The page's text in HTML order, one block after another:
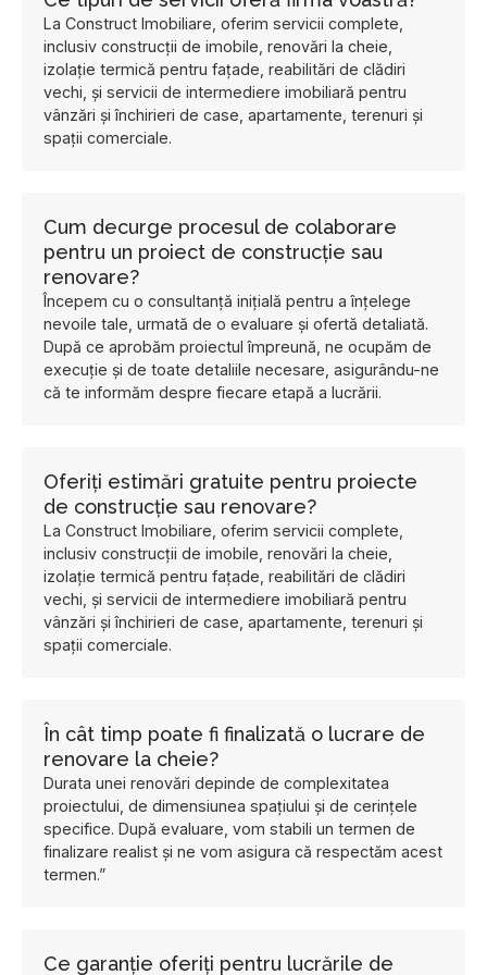
La Construct Imobiliare, oferim servicii complete,
inclusiv construcții de imobile, renovări la cheie,
izolație termică pentru fațade, reabilitări de clădiri
vechi, și servicii de intermediere imobiliară pentru
vânzări și închirieri de case, apartamente, terenuri și
spații comerciale.
Cum decurge procesul de colaborare
pentru un proiect de construcție sau
renovare?
Începem cu o consultanță inițială pentru a înțelege
nevoile tale, urmată de o evaluare și ofertă detaliată.
După ce aprobăm proiectul împreună, ne ocupăm de
execuție și de toate detaliile necesare, asigurându-ne
că te informăm despre fiecare etapă a lucrării.
Oferiți estimări gratuite pentru proiecte
de construcție sau renovare?
La Construct Imobiliare, oferim servicii complete,
inclusiv construcții de imobile, renovări la cheie,
izolație termică pentru fațade, reabilitări de clădiri
vechi, și servicii de intermediere imobiliară pentru
vânzări și închirieri de case, apartamente, terenuri și
spații comerciale.
În cât timp poate fi finalizată o lucrare de
renovare la cheie?
Durata unei renovări depinde de complexitatea
proiectului, de dimensiunea spațiului și de cerințele
specifice. După evaluare, vom stabili un termen de
finalizare realist și ne vom asigura că respectăm acest
termen.”
Ce garanție oferiți pentru lucrările de